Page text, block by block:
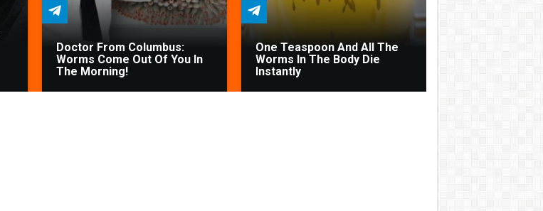
Doctor From Columbus:
Worms Come Out Of You In
The Morning!
One Teaspoon And All The
Worms In The Body Die
Instantly